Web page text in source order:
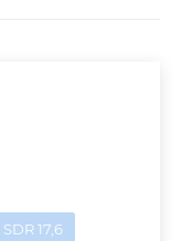
SDR 17,6